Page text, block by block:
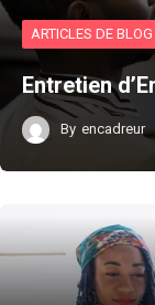
ARTICLES DE BLOG
Entretien
By encadreur